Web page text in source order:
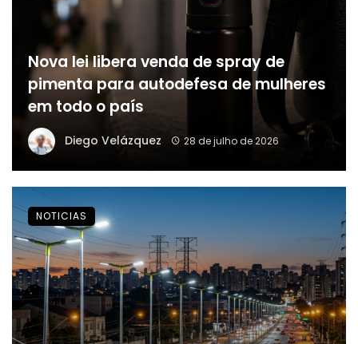
Nova lei libera venda de spray de
pimenta para autodefesa de mulheres
em todo o país
Diego Velázquez 28 de julho de 2026
NOTICIAS